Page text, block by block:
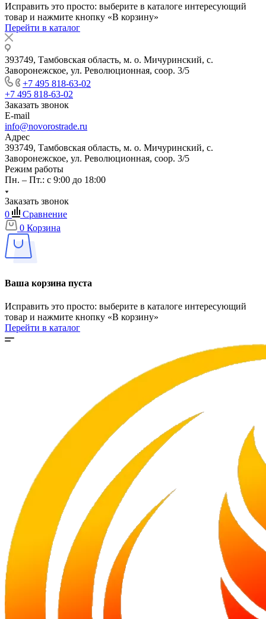
Исправить это просто: выберите в каталоге интересующий
товар и нажмите кнопку «В корзину»
Перейти в каталог
393749, Тамбовская область, м. о. Мичуринский, с.
Заворонежское, ул. Революционная, соор. 3/5
+7 495 818-63-02
+7 495 818-63-02
Заказать звонок
E-mail
info@novorostrade.ru
Адрес
393749, Тамбовская область, м. о. Мичуринский, с.
Заворонежское, ул. Революционная, соор. 3/5
Режим работы
Пн. – Пт.: с 9:00 до 18:00
Заказать звонок
0
Сравнение
0 Корзина
Ваша корзина пуста
Исправить это просто: выберите в каталоге интересующий
товар и нажмите кнопку «В корзину»
Перейти в каталог